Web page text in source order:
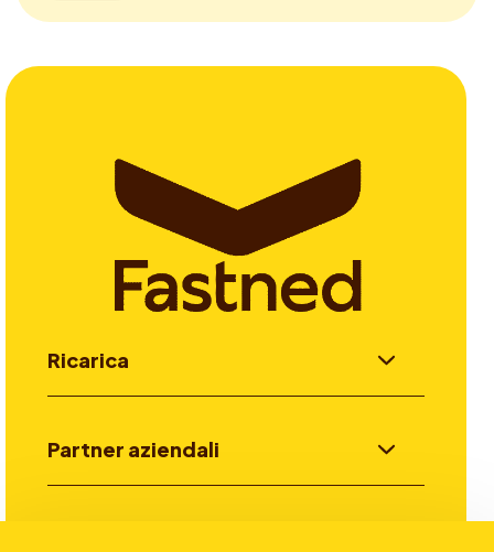
Ricarica
Partner aziendali